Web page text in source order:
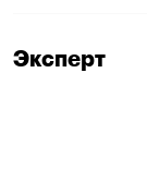
Эксперт